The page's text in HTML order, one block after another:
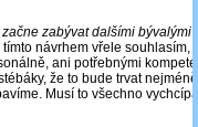
zabývat dalšími bývalými
tímto návrhem vřele souhlasím,
ani potřebnými
že to bude trvat
Musí to všechno